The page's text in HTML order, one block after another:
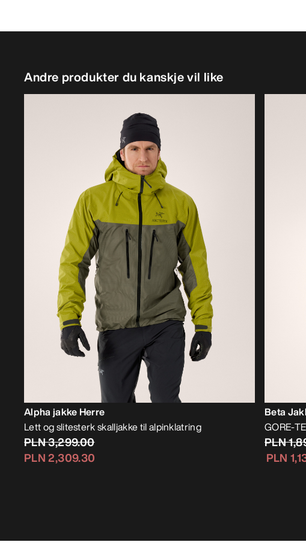
Andre produkter du kanskje vil like
Alpha jakke Herre
Lett og slitesterk skalljakke til alpinklatring
PLN 3,299.00
PLN 2,309.30
Beta
GORE-
PLN
PLN